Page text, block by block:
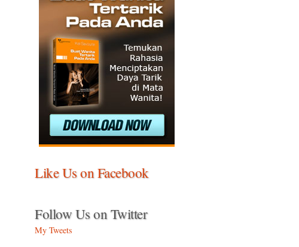
Like Us on Facebook
Follow Us on Twitter
My Tweets